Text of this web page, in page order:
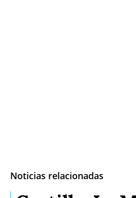
Noticias relacionadas